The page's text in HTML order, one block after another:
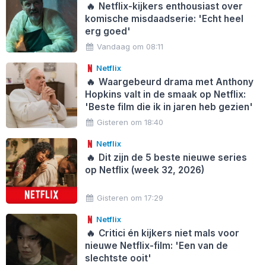
🔥 Netflix-kijkers enthousiast over
komische misdaadserie: 'Echt heel
erg goed'
Vandaag om 08:11
Netflix
🔥 Waargebeurd drama met Anthony
Hopkins valt in de smaak op Netflix:
'Beste film die ik in jaren heb gezien'
Gisteren om 18:40
Netflix
🔥 Dit zijn de 5 beste nieuwe series
op Netflix (week 32, 2026)
Gisteren om 17:29
Netflix
🔥 Critici én kijkers niet mals voor
nieuwe Netflix-film: 'Een van de
slechtste ooit'